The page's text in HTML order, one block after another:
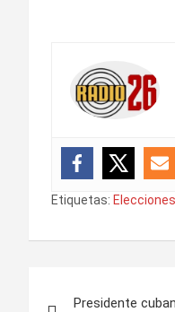
Etiquetas: Elecciones
Presidente